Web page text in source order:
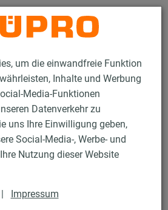
um die einwandfreie Funktion
Inhalte und Werbung
Media-Funktionen
Datenverkehr zu
uns Ihre Einwilligung geben,
Social-Media-, Werbe- und
Nutzung dieser Website
| Impressum
Kontakt
Rohrschellen